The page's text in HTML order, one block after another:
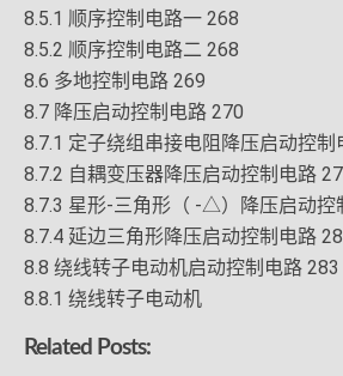
8.5.1 顺序控制电路一 268
8.5.2 顺序控制电路二 268
8.6 多地控制电路 269
8.7 降压启动控制电路 270
8.7.1 定子绕组串接电阻降压启动控制
8.7.2 自耦变压器降压启动控制电路
8.7.3 星形-三角形（ -△）降压启动控
8.7.4 延边三角形降压启动控制电路
8.8 绕线转子电动机启动控制电路 283
8.8.1 绕线转子电动机
Related Posts: